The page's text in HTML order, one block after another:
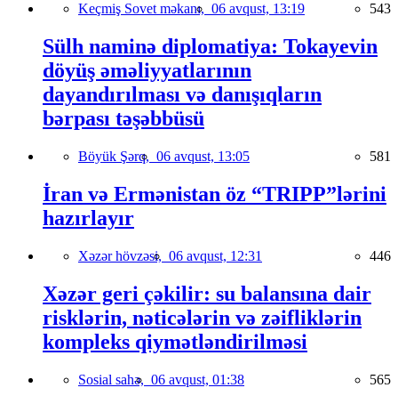
Keçmiş Sovet məkanı, 06 avqust, 13:19 543
Sülh naminə diplomatiya: Tokayevin
döyüş əməliyyatlarının
dayandırılması və danışıqların
bərpası təşəbbüsü
Böyük Şərq, 06 avqust, 13:05 581
İran və Ermənistan öz “TRIPP”lərini
hazırlayır
Xəzər hövzəsi, 06 avqust, 12:31 446
Xəzər geri çəkilir: su balansına dair
risklərin, nəticələrin və zəifliklərin
kompleks qiymətləndirilməsi
Sosial sahə, 06 avqust, 01:38 565